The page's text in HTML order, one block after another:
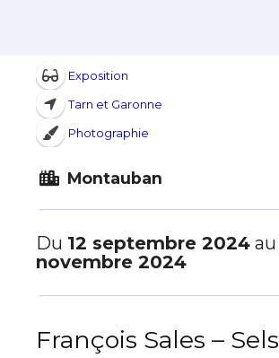
Exposition
Tarn et Garonne
Photographie
Montauban
Du 12 septembre 2024 au
novembre 2024
François Sales – Sels